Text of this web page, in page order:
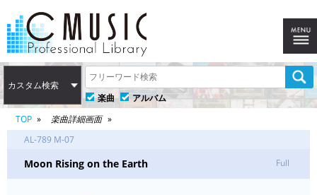
カスタム検索
楽曲
アルバム
TOP
楽曲詳細画面
AL-789 M-07
Moon Rising on the Earth Full